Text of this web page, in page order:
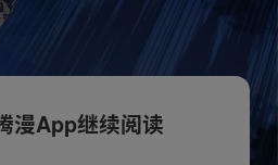
漫App继续阅读